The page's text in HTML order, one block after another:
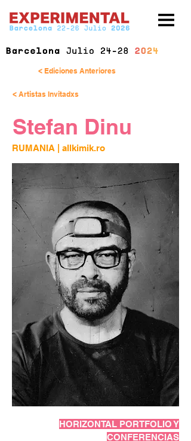
< Ediciones Anteriores
< Artistas Invitadxs
Stefan Dinu
RUMANIA | allkimik.ro
HORIZONTAL PORTFOLIO Y
CONFERENCIAS